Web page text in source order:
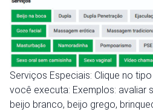
Serviços Especiais: Clique no
você executa: Exemplos: avaliar
beijo branco, beijo grego,